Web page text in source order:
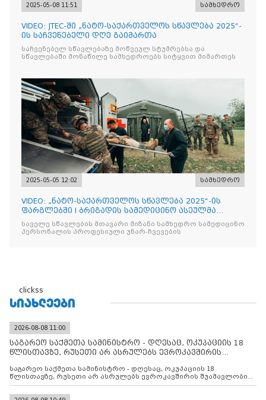
2025-05-08 11:51 სამხედრო
VIDEO: JTEC-ში „ნატო-საქართველოს სწავლება 2025“-
ის საჩვენებელი დღე გაიმართა
საჩვენებელ სწავლებაზე მოწვეულ სტუმრებსა და
სწავლებაში მონაწილე სამხედროებს სიტყვით მიმართეს
2025-05-05 12:02 სამხედრო
VIDEO: „ნატო-საქართველოს სწავლება 2025“-ის
ფარგლებში I ბრიგადის სამედიცინო ასეულმა
საველე ჰოსპიტალის
საველე სწავლების მთავარი მიზანი სამხედრო სამედიცინო
პერსონალის პროფესიული უნარ-ჩვევების
clickss
ᲡᲘᲐᲮᲚᲔᲔᲑᲘ
2026-08-08 11:00
საგარეო საქმეთა სამინისტრო - დღესაც, ოკუპაციის 18
წლისთავზე, რუსეთი არ ასრულებს ევროკავშირის
საგარეო საქმეთა სამინისტრო - დღესაც, ოკუპაციის 18
წლისთავზე, რუსეთი არ ასრულებს ევროკავშირის შუამავლობით
დადებულ 2008 წლის 12 აგვისტოს ცეცხლის შეწყვეტის